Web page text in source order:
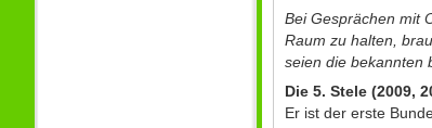
Bei Gesprächen mit
Raum zu halten,
seien die bekannten
Die 5. Stele (2009,
Er ist der erste